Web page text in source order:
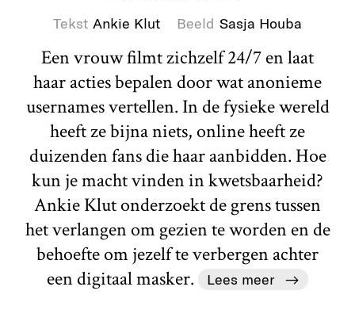
Tekst Ankie Klut Beeld Sasja Houba
Een vrouw filmt zichzelf 24/7 en laat
haar acties bepalen door wat anonieme
usernames vertellen. In de fysieke wereld
heeft ze bijna niets, online heeft ze
duizenden fans die haar aanbidden. Hoe
kun je macht vinden in kwetsbaarheid?
Ankie Klut onderzoekt de grens tussen
het verlangen om gezien te worden en de
behoefte om jezelf te verbergen achter
een digitaal masker.
Lees meer